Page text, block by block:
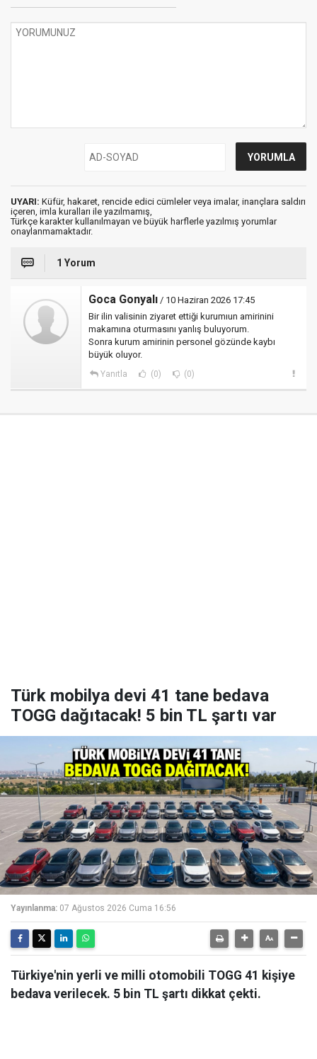
UYARI: Küfür, hakaret, rencide edici cümleler veya imalar, inançlara saldırı
içeren, imla kuralları ile yazılmamış,
Türkçe karakter kullanılmayan ve büyük harflerle yazılmış yorumlar
onaylanmamaktadır.
1 Yorum
Goca Gonyalı / 10 Haziran 2026 17:45
Bir ilin valisinin ziyaret ettiği kurumıun amirinini
makamına oturmasını yanlış buluyorum.
Sonra kurum amirinin personel gözünde kaybı
büyük oluyor.
Yanıtla (0) (0)
Türk mobilya devi 41 tane bedava
TOGG dağıtacak! 5 bin TL şartı var
Yayınlanma: 07 Ağustos 2026 Cuma 16:56
Türkiye'nin yerli ve milli otomobili TOGG 41 kişiye
bedava verilecek. 5 bin TL şartı dikkat çekti.